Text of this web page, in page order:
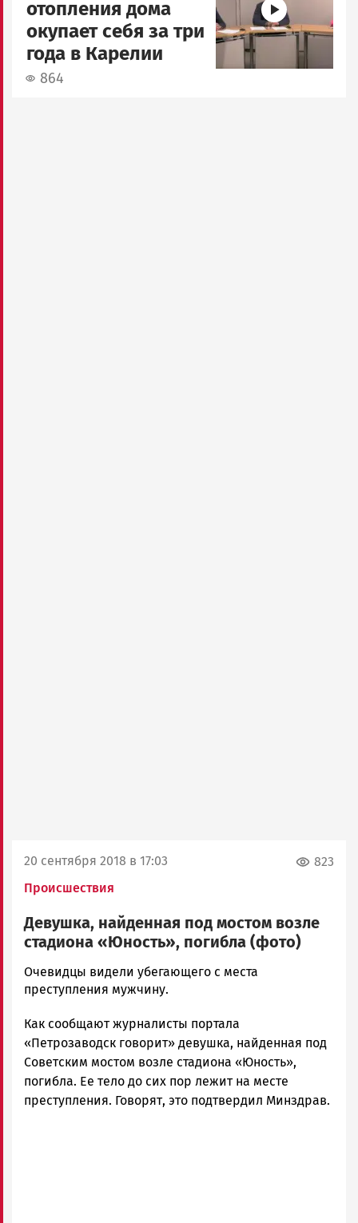
отопления дома
окупает себя за три
года в Карелии
864
20 сентября 2018 в 17:03
Происшествия
823
Девушка, найденная под мостом возле
стадиона «Юность», погибла (фото)
Алексей
Смирнов
Петрозаводска
и
Карелии
|
Петрозаводск
ГОВОРИТ
Очевидцы видели убегающего с места
преступления мужчину.
Как сообщают журналисты портала
«Петрозаводск говорит» девушка, найденная под
Советским мостом возле стадиона «Юность»,
погибла. Ее тело до сих пор лежит на месте
преступления. Говорят, это подтвердил Минздрав.